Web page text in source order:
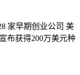
家早期创业公司 美
布获得200万美元种